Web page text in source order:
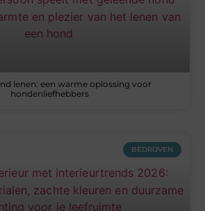
lenen: een warme oplossing voor
hondenliefhebbers
BEDRIJVEN